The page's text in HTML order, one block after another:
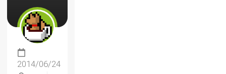
2014/06/24